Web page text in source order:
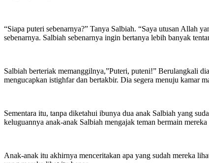
“Siapa puteri sebenarnya?” Tanya Salbiah. “Saya utusan Allah
sebenarnya. Salbiah sebenarnya ingin bertanya lebih banyak
Salbiah berteriak memanggilnya,”Puteri, puteni!” Berulangkali
mengucapkan istighfar dan bertakbir. Dia segera menuju kamar
Sementara itu, tanpa diketahui ibunya dua anak Salbiah yang
keluguannya anak-anak Salbiah mengajak teman bermain
Anak-anak itu akhirnya menceritakan apa yang sudah mereka